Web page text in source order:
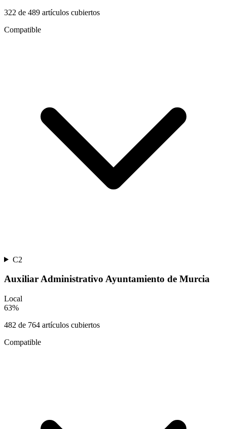
322 de 489 artículos cubiertos
Compatible
C2
Auxiliar Administrativo Ayuntamiento de Murcia
Local
63%
482 de 764 artículos cubiertos
Compatible